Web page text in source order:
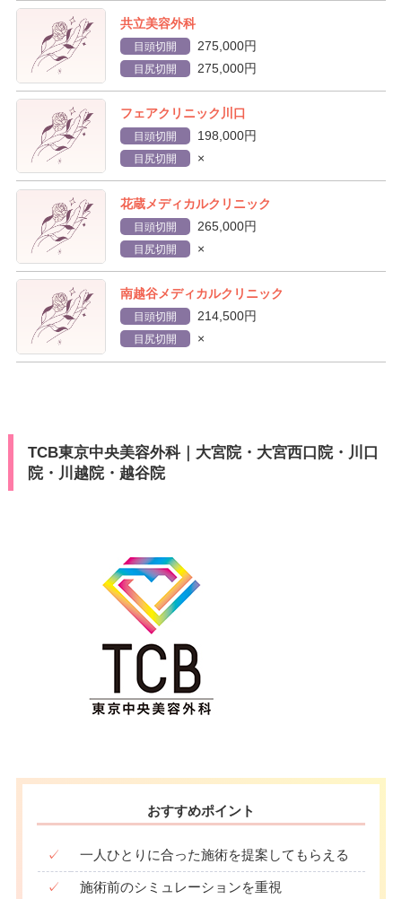
共立美容外科
目頭切開 275,000円
目尻切開 275,000円
フェアクリニック川口
目頭切開 198,000円
目尻切開 ×
花蔵メディカルクリニック
目頭切開 265,000円
目尻切開 ×
南越谷メディカルクリニック
目頭切開 214,500円
目尻切開 ×
TCB東京中央美容外科｜大宮院・大宮西口院・川口
院・川越院・越谷院
おすすめポイント
✓ 一人ひとりに合った施術を提案してもらえる
✓ 施術前のシミュレーションを重視